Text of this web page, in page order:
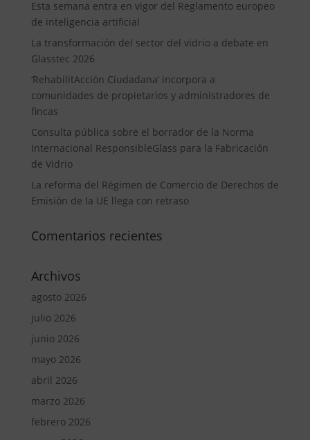
Esta semana entra en vigor del Reglamento europeo
de inteligencia artificial
La transformación del sector del vidrio a debate en
Glasstec 2026
‘RehabilitAcción Ciudadana’ incorpora a
comunidades de propietarios y administradores de
fincas
Consulta pública sobre el borrador de la Norma
Internacional ResponsibleGlass para la Fabricación
de Vidrio
La reforma del Régimen de Comercio de Derechos de
Emisión de la UE llega con retraso
Comentarios recientes
Archivos
agosto 2026
julio 2026
junio 2026
mayo 2026
abril 2026
marzo 2026
febrero 2026